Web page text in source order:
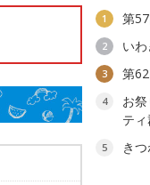
1 第
2 い
3 第
4
お
テ
5
き